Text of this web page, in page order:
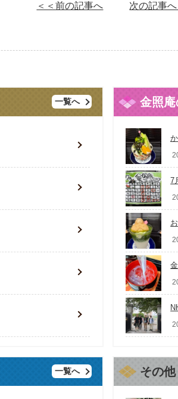
＜＜前の記事へ 次の記事へ
一覧へ 金照
7
一覧へ その他